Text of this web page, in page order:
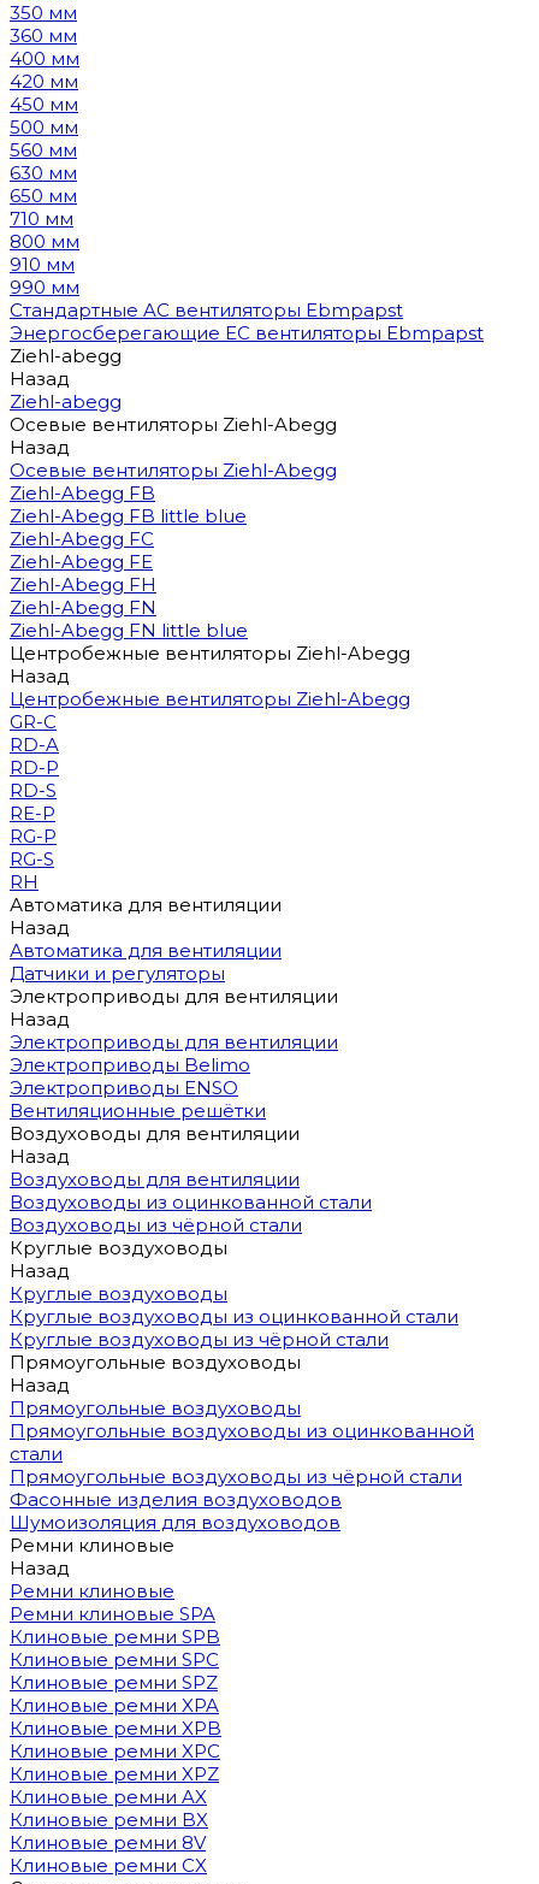
350 мм
360 мм
400 мм
420 мм
450 мм
500 мм
560 мм
630 мм
650 мм
710 мм
800 мм
910 мм
990 мм
Стандартные AC вентиляторы Ebmpapst
Энергосберегающие EC вентиляторы Ebmpapst
Ziehl-abegg
Назад
Ziehl-abegg
Осевые вентиляторы Ziehl-Abegg
Назад
Осевые вентиляторы Ziehl-Abegg
Ziehl-Abegg FB
Ziehl-Abegg FB little blue
Ziehl-Abegg FC
Ziehl-Abegg FE
Ziehl-Abegg FH
Ziehl-Abegg FN
Ziehl-Abegg FN little blue
Центробежные вентиляторы Ziehl-Abegg
Назад
Центробежные вентиляторы Ziehl-Abegg
GR-C
RD-A
RD-P
RD-S
RE-P
RG-P
RG-S
RH
Автоматика для вентиляции
Назад
Автоматика для вентиляции
Датчики и регуляторы
Электроприводы для вентиляции
Назад
Электроприводы для вентиляции
Электроприводы Belimo
Электроприводы ENSO
Вентиляционные решётки
Воздуховоды для вентиляции
Назад
Воздуховоды для вентиляции
Воздуховоды из оцинкованной стали
Воздуховоды из чёрной стали
Круглые воздуховоды
Назад
Круглые воздуховоды
Круглые воздуховоды из оцинкованной стали
Круглые воздуховоды из чёрной стали
Прямоугольные воздуховоды
Назад
Прямоугольные воздуховоды
Прямоугольные воздуховоды из оцинкованной
стали
Прямоугольные воздуховоды из чёрной стали
Фасонные изделия воздуховодов
Шумоизоляция для воздуховодов
Ремни клиновые
Назад
Ремни клиновые
Ремни клиновые SPA
Клиновые ремни SPB
Клиновые ремни SPC
Клиновые ремни SPZ
Клиновые ремни XPA
Клиновые ремни XPB
Клиновые ремни XPC
Клиновые ремни XPZ
Клиновые ремни AX
Клиновые ремни BX
Клиновые ремни 8V
Клиновые ремни CX